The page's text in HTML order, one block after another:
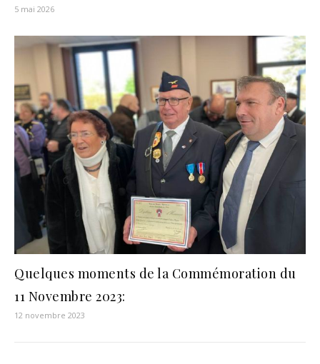
5 mai 2026
Quelques moments de la Commémoration du
11 Novembre 2023:
12 novembre 2023